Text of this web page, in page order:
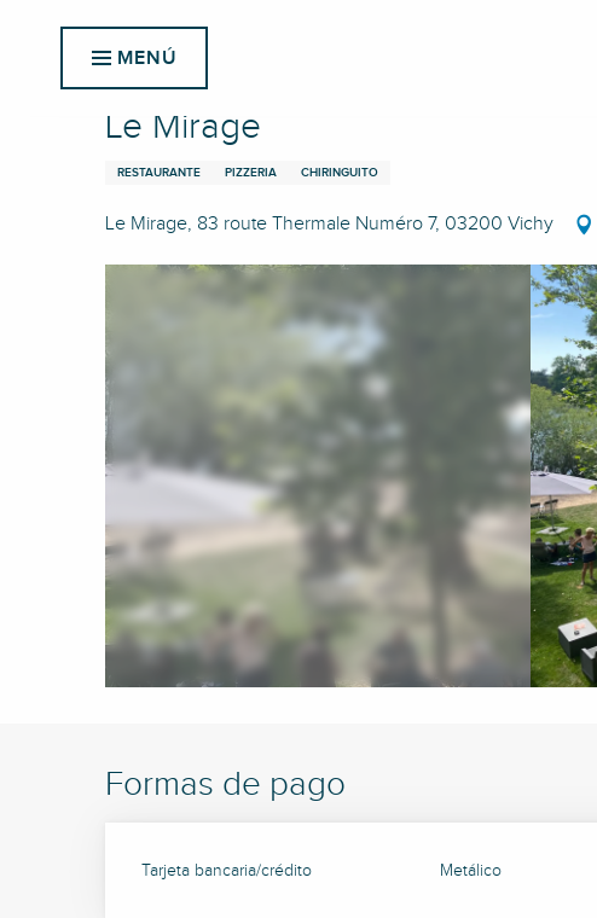
MENÚ
Inicio Le Mirage
Le Mirage
RESTAURANTE PIZZERIA CHIRINGUITO
Le Mirage, 83 route Thermale Numéro 7, 03200 Vichy
Formas de pago
Tarjeta bancaria/crédito Metálico